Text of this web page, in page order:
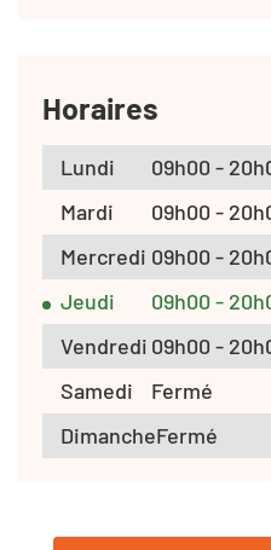
Horaires
Lundi
09h00 -
Mardi
09h00 -
Mercredi 09h00 -
Jeudi
09h00 -
Vendredi 09h00 -
Samedi
Fermé
DimancheFermé